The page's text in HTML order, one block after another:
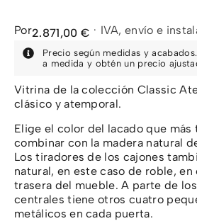
Por2.871,00 € · IVA, envío e
Precio según medidas y
a medida y obtén un precio
Vitrina de la colección Classic
clásico y atemporal.
Elige el color del lacado que más
combinar con la madera natural
Los tiradores de los cajones
natural, en este caso de roble,
trasera del mueble. A parte de
centrales tiene otros cuatro
metálicos en cada puerta.